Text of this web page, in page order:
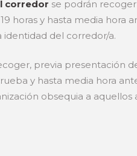
corredor se podrán
horas y hasta media
del corredor/a.
previa presentación
y hasta media hora
obsequia a